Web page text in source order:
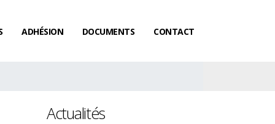
ADHÉSION DOCUMENTS CONTACT
Actualités